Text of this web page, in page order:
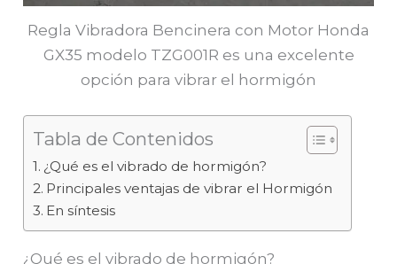
Regla Vibradora Bencinera con Motor Honda
GX35 modelo TZG001R es una excelente
opción para vibrar el hormigón
Tabla de Contenidos
¿Qué es el vibrado de hormigón?
Principales ventajas de vibrar el Hormigón
En síntesis
¿Qué es el vibrado de hormigón?